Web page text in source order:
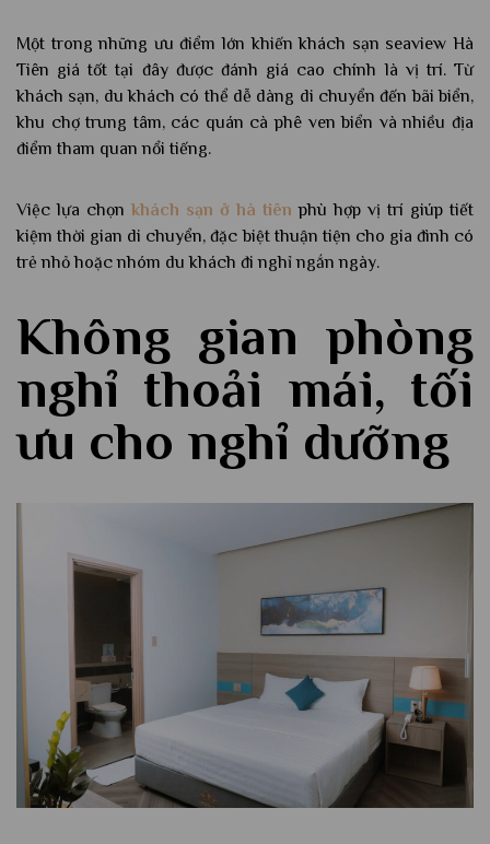
Một trong những ưu điểm lớn khiến khách sạn seaview Hà
Tiên giá tốt tại đây được đánh giá cao chính là vị trí. Từ
khách sạn, du khách có thể dễ dàng di chuyển đến bãi biển,
khu chợ trung tâm, các quán cà phê ven biển và nhiều địa
điểm tham quan nổi tiếng.
Việc lựa chọn khách sạn ở hà tiên phù hợp vị trí giúp tiết
kiệm thời gian di chuyển, đặc biệt thuận tiện cho gia đình có
trẻ nhỏ hoặc nhóm du khách đi nghỉ ngắn ngày.
Không gian phòng
nghỉ thoải mái, tối
ưu cho nghỉ dưỡng